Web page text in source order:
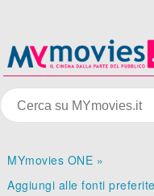
MYmovies ONE »
Aggiungi alle fonti